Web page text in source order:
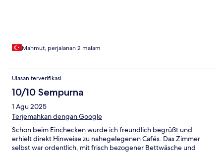
Mahmut, perjalanan 2 malam
Ulasan terverifikasi
10/10 Sempurna
1 Agu 2025
Terjemahkan dengan Google
Schon beim Einchecken wurde ich freundlich begrüßt und
erhielt direkt Hinweise zu nahegelegenen Cafés. Das Zimmer
selbst war ordentlich, mit frisch bezogener Bettwäsche und